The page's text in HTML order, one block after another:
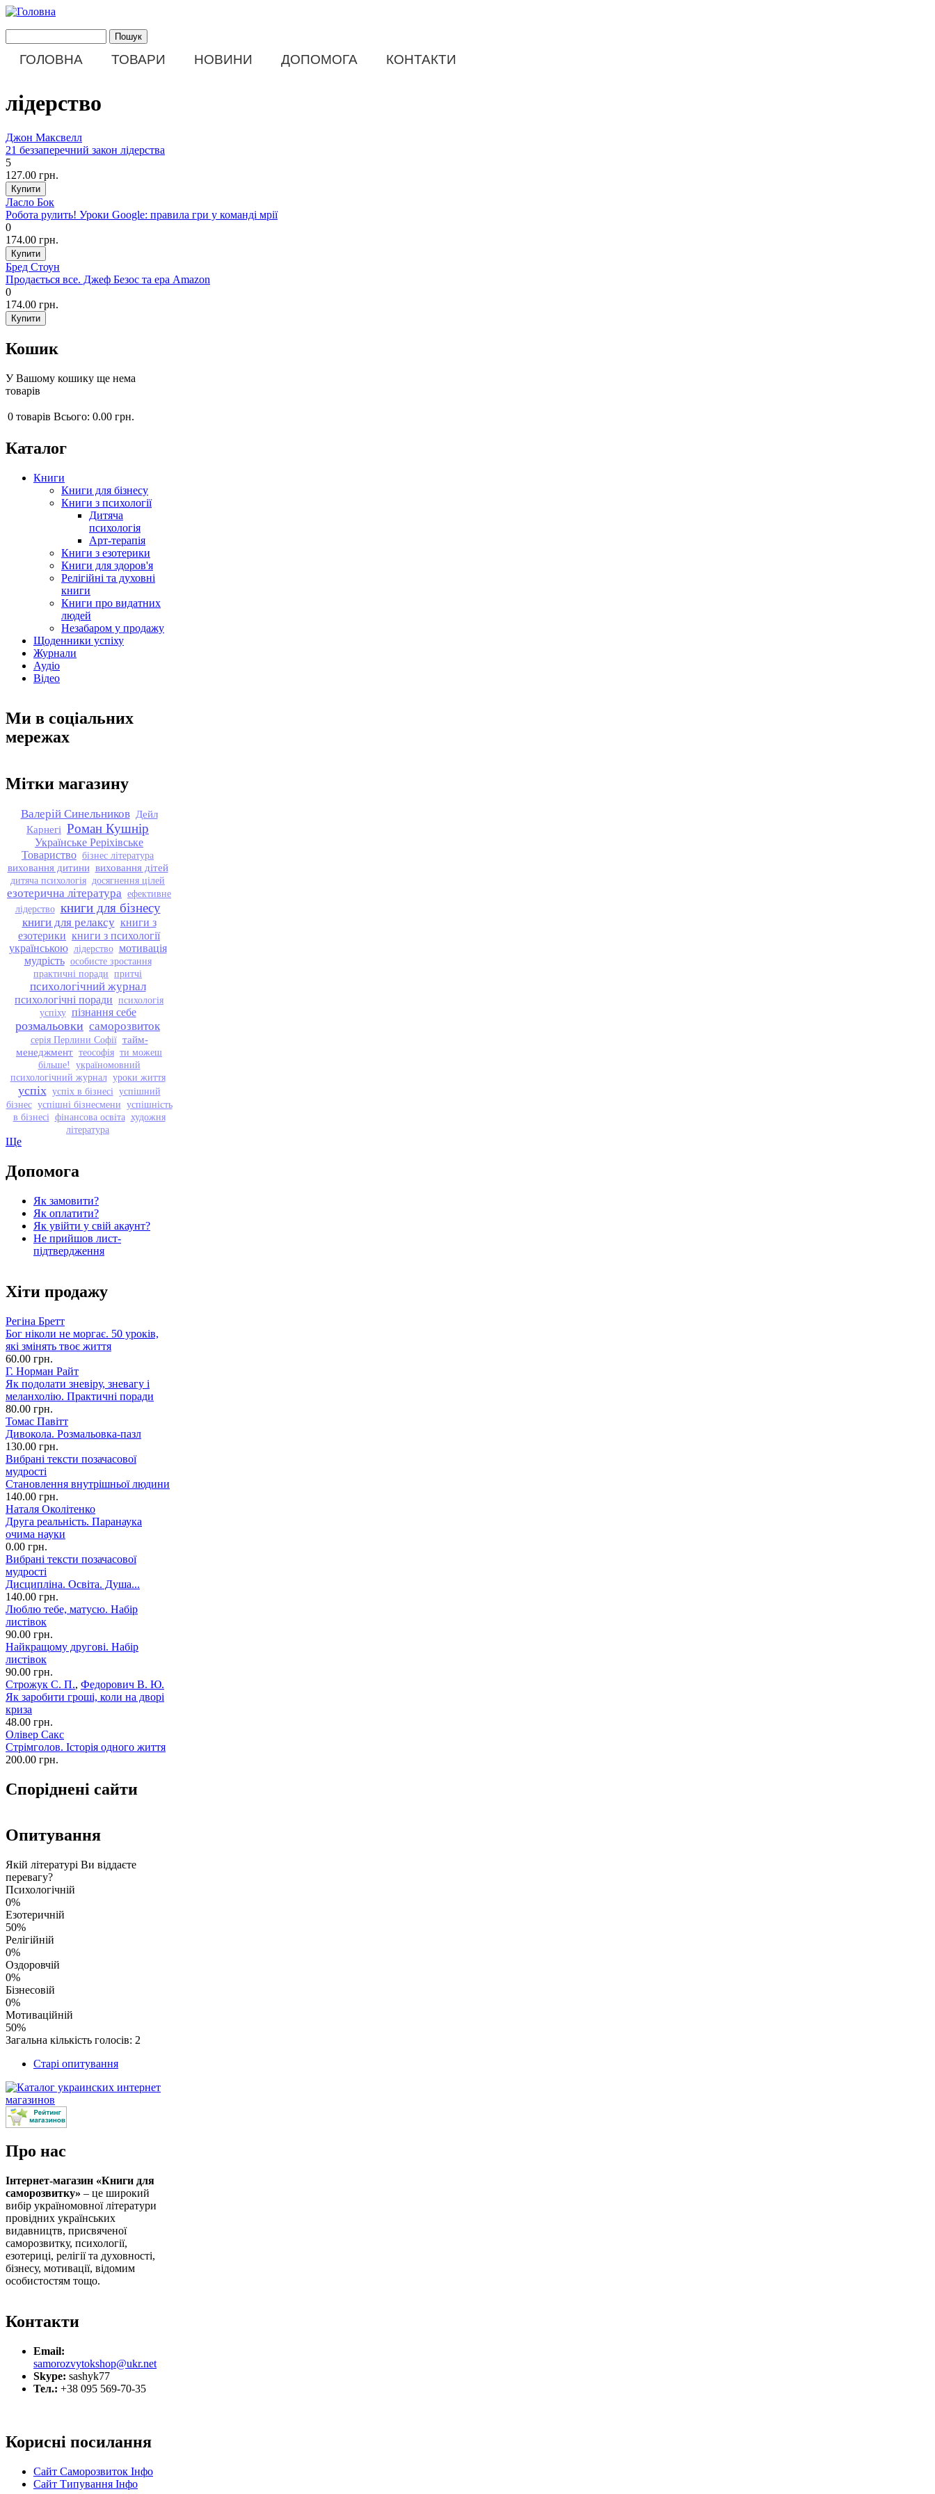
Перейти до основного матеріалу
Пошукова форма
Main menu
ГОЛОВНА ТОВАРИ НОВИНИ ДОПОМОГА КОНТАКТИ
лідерство
Джон Максвелл
21 беззаперечний закон лідерства
5
127.00 грн.
Ласло Бок
Робота рулить! Уроки Google: правила гри у команді мрії
0
174.00 грн.
Бред Стоун
Продається все. Джеф Безос та ера Amazon
0
174.00 грн.
Кошик
У Вашому кошику ще нема
товарів
0 товарів Всього: 0.00 грн.
Каталог
Книги
Книги для бізнесу
Книги з психології
Дитяча
психологія
Арт-терапія
Книги з езотерики
Книги для здоров'я
Релігійні та духовні
книги
Книги про видатних
людей
Незабаром у продажу
Щоденники успіху
Журнали
Аудіо
Відео
Ми в соціальних
мережах
Мітки магазину
Валерій Синельников Дейл
Карнегі Роман Кушнір
Українське Реріхівське
Товариство бізнес література
виховання дитини виховання дітей
дитяча психологія досягнення цілей
езотерична література ефективне
лідерство книги для бізнесу
книги для релаксу книги з
езотерики книги з психології
українською лідерство мотивація
мудрість особисте зростання
практичні поради притчі
психологічний журнал
психологічні поради психологія
успіху пізнання себе
розмальовки саморозвиток
серія Перлини Софії тайм-
менеджмент теософія ти можеш
більше!
україномовний
психологічний журнал уроки життя
успіх успіх в бізнесі успішний
бізнес успішні бізнесмени успішність
в бізнесі фінансова освіта художня
література
Ще
Допомога
Як замовити?
Як оплатити?
Як увійти у свій акаунт?
Не прийшов лист-
підтвердження
Хіти продажу
Регіна Бретт
Бог ніколи не моргає. 50 уроків,
які змінять твоє життя
60.00 грн.
Г. Норман Райт
Як подолати зневіру, зневагу і
меланхолію. Практичні поради
80.00 грн.
Томас Павітт
Дивокола. Розмальовка-пазл
130.00 грн.
Вибрані тексти позачасової
мудрості
Становлення внутрішньої людини
140.00 грн.
Наталя Околітенко
Друга реальність. Паранаука
очима науки
0.00 грн.
Вибрані тексти позачасової
мудрості
Дисципліна. Освіта. Душа...
140.00 грн.
Люблю тебе, матусю. Набір
листівок
90.00 грн.
Найкращому другові. Набір
листівок
90.00 грн.
Строжук С. П., Федорович В. Ю.
Як заробити гроші, коли на дворі
криза
48.00 грн.
Олівер Сакс
Стрімголов. Історія одного життя
200.00 грн.
Споріднені сайти
Опитування
Якій літературі Ви віддаєте
перевагу?
Психологічній
0%
Езотеричній
50%
Релігійній
0%
Оздоровчій
0%
Бізнесовій
0%
Мотиваційній
50%
Загальна кількість голосів: 2
Старі опитування
Про нас
Інтернет-магазин «Книги для
саморозвитку» – це широкий
вибір україномовної літератури
провідних українських
видавництв, присвяченої
саморозвитку, психології,
езотериці, релігії та духовності,
бізнесу, мотивації, відомим
особистостям тощо.
Контакти
Email:
samorozvytokshop@ukr.net
Skype: sashyk77
Тел.: +38 095 569-70-35
Корисні посилання
Сайт Саморозвиток Інфо
Сайт Типування Інфо